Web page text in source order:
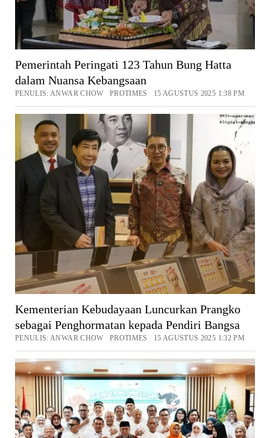
Pemerintah Peringati 123 Tahun Bung Hatta
dalam Nuansa Kebangsaan
PENULIS: ANWAR CHOW PROTIMES 15 AGUSTUS 2025 1:38 PM
Kementerian Kebudayaan Luncurkan Prangko
sebagai Penghormatan kepada Pendiri Bangsa
PENULIS: ANWAR CHOW PROTIMES 15 AGUSTUS 2025 1:32 PM